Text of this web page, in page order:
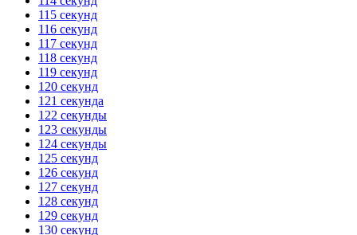
115 секунд
116 секунд
117 секунд
118 секунд
119 секунд
120 секунд
121 секунда
122 секунды
123 секунды
124 секунды
125 секунд
126 секунд
127 секунд
128 секунд
129 секунд
130 секунд